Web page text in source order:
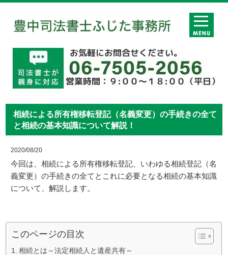
相続による所有権移転登記（名義変更）の手続きの全て
と相続の基本知識について解説！
2020/08/20
今回は、相続による所有権移転登記、いわゆる相続登記（名
義変更）の手続きの全てとこれに必要となる相続の基本知識
について、解説します。
このページの目次
相続とは～法定相続人と遺産共有～